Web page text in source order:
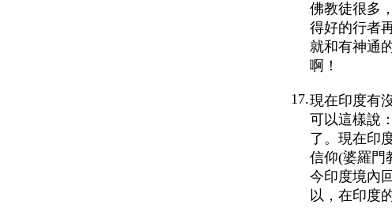
佛教徒很多
得好的行者
就和有神通
啊！
17.現在印度有
可以這樣說
了。現在印
信仰(婆羅門
今印度境內
以，在印度